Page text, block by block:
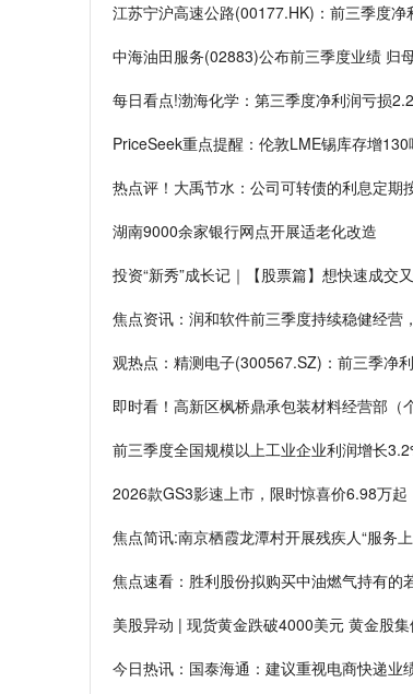
江苏宁沪高速公路(00177.HK)：前三季度
中海油田服务(02883)公布前三季度业绩 归
每日看点!渤海化学：第三季度净利润亏损
PriceSeek重点提醒：伦敦LME锡库存增130
热点评！大禹节水：公司可转债的利息定期
湖南9000余家银行网点开展适老化改造
投资“新秀”成长记｜【股票篇】想快速成交
焦点资讯：润和软件前三季度持续稳健经营
观热点：精测电子(300567.SZ)：前三季净
即时看！高新区枫桥鼎承包装材料经营部（
前三季度全国规模以上工业企业利润增长
2026款GS3影速上市，限时惊喜价6.98万起
焦点简讯:南京栖霞龙潭村开展残疾人“服务
焦点速看：胜利股份拟购买中油燃气持有的
美股异动 | 现货黄金跌破4000美元 黄金股
今日热讯：国泰海通：建议重视电商快递业